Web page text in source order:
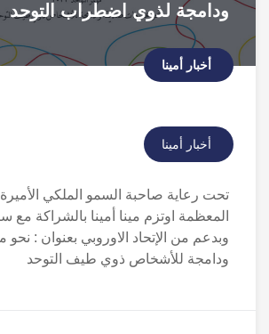
ودامجة لذوي اضطراب التوحد
أخبار أمينا
أخبار أمينا
تحت رعاية صاحبة السمو الملكي
المعظمة اوتزم مينا أمينا بالشراكة مع
وبدعم من الإتحاد الاوروبي بعنوان :
ودامجة للأشخاص ذوي طيف التوحد